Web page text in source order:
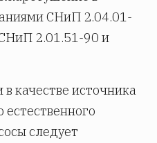
СНиП 2.04.01-
2.01.51-90 и
качестве источника
следует